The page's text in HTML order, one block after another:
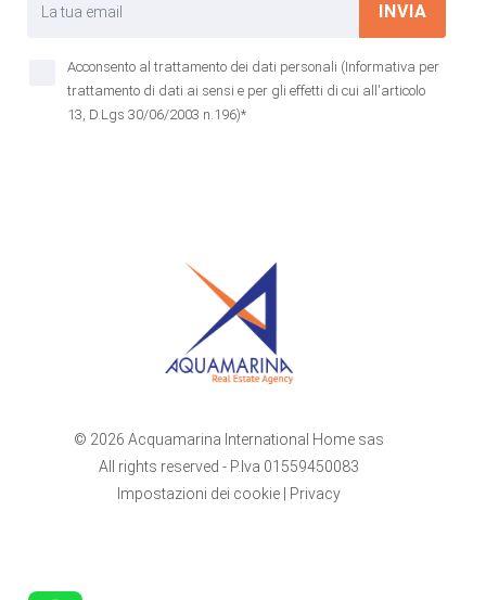
© 2026 Acquamarina International Home sas
All rights reserved - P.Iva 01559450083
Impostazioni dei cookie| Privacy
INVIA
Acconsento al trattamento dei dati personali (Informativa per
trattamento di dati ai sensi e per gli effetti di cui all'articolo
13, D.Lgs 30/06/2003 n.196)*